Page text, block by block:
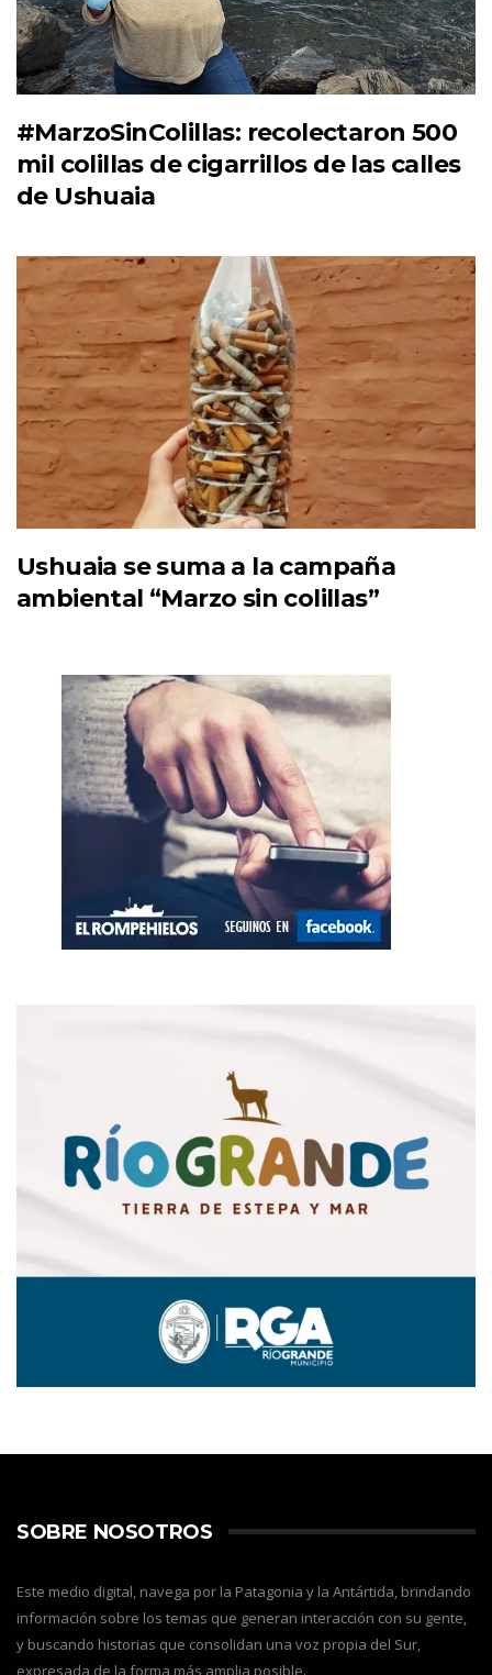
#MarzoSinColillas: recolectaron 500
mil colillas de cigarrillos de las calles
de Ushuaia
Ushuaia se suma a la campaña
ambiental “Marzo sin colillas”
SOBRE NOSOTROS
Este medio digital, navega por la Patagonia y la Antártida, brindando
información sobre los temas que generan interacción con su gente,
y buscando historias que consolidan una voz propia del Sur,
expresada de la forma más amplia posible.